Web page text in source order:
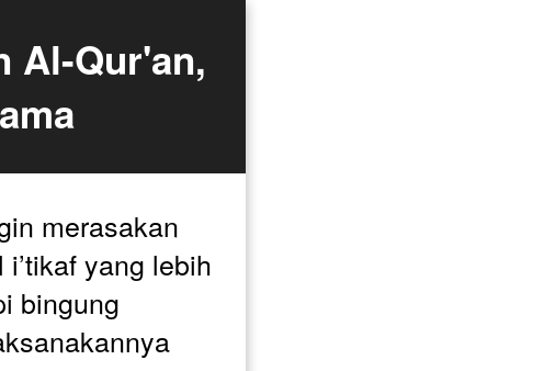
Al-Qur'an,
merasakan
yang lebih
bingung